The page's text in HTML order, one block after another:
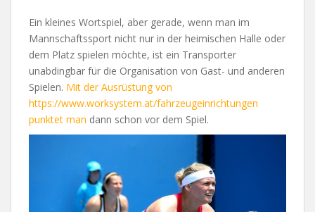
Ein kleines Wortspiel, aber gerade, wenn man im
Mannschaftssport nicht nur in der heimischen Halle oder
dem Platz spielen möchte, ist ein Transporter
unabdingbar für die Organisation von Gast- und anderen
Spielen. Mit der Ausrüstung von
https://www.worksystem.at/fahrzeugeinrichtungen
punktet man dann schon vor dem Spiel.